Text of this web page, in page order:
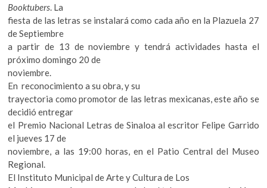
Booktubers . La
fiesta de las letras se instalará como cada año en la Plazuela 27
de Septiembre
a partir de 13 de noviembre y tendrá actividades hasta el
próximo domingo 20 de
noviembre.
En reconocimiento a su obra, y su
trayectoria como promotor de las letras mexicanas, este año se
decidió entregar
el Premio Nacional Letras de Sinaloa al escritor Felipe Garrido
el jueves 17 de
noviembre, a las 19:00 horas, en el Patio Central del Museo
Regional.
El Instituto Municipal de Arte y Cultura de Los